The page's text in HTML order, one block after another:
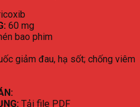
60 mg
bao phim
giảm đau, hạ sốt; chống viêm
Tải file PDF